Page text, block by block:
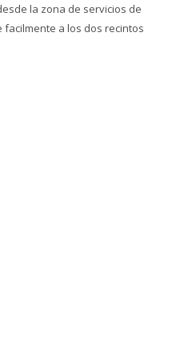
la zona de servicios de
a los dos recintos